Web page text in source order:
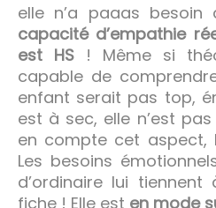
elle n’a paaas
capacité d’empathie
est HS ! Même si
capable de
enfant serait pas top,
est à sec, elle n’est
en compte cet aspect,
Les besoins
d’ordinaire lui
fiche ! Elle est en mode